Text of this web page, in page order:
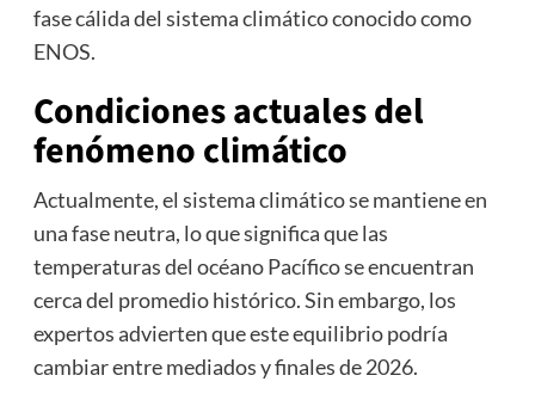
fase cálida del sistema climático conocido como
ENOS.
Condiciones actuales del
fenómeno climático
Actualmente, el sistema climático se mantiene en
una fase neutra, lo que significa que las
temperaturas del océano Pacífico se encuentran
cerca del promedio histórico. Sin embargo, los
expertos advierten que este equilibrio podría
cambiar entre mediados y finales de 2026.